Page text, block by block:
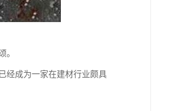
。
经成为一家在建材行业颇具